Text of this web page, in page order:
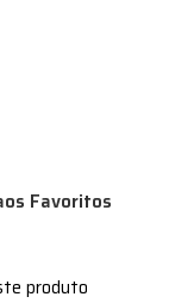
Favoritos
produto